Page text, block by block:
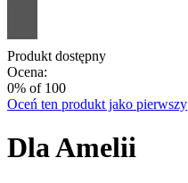
Produkt dostępny
Ocena:
0% of 100
Oceń ten produkt jako pierwszy
Dla Amelii